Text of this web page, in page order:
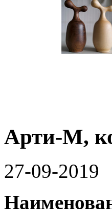
Арти-М,
27-09-2019